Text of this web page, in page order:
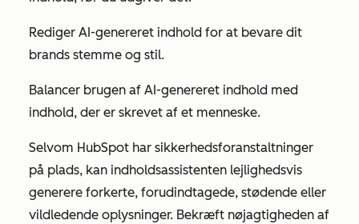
Rediger AI-genereret indhold for at bevare dit
brands stemme og stil.
Balancer brugen af AI-genereret indhold med
indhold, der er skrevet af et menneske.
Selvom HubSpot har sikkerhedsforanstaltninger
på plads, kan indholdsassistenten lejlighedsvis
generere forkerte, forudindtagede, stødende eller
vildledende oplysninger. Bekræft nøjagtigheden af